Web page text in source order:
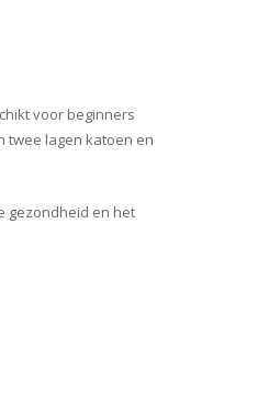
voor beginners
twee lagen katoen en
gezondheid en het